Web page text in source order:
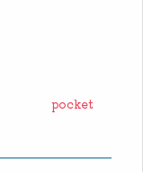
pocket